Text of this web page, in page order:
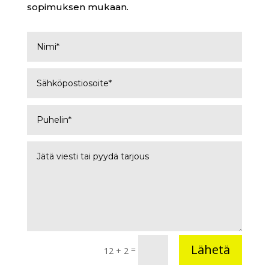
sopimuksen mukaan.
12 + 2 = Lähetä